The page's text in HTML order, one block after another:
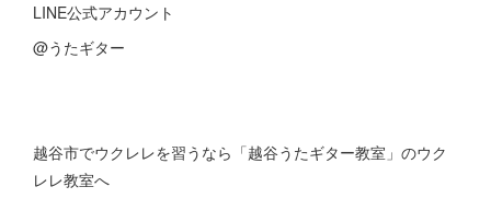
LINE公式アカウント
@うたギター
越谷市でウクレレを習うなら「越谷うたギター教室」のウク
レレ教室へ